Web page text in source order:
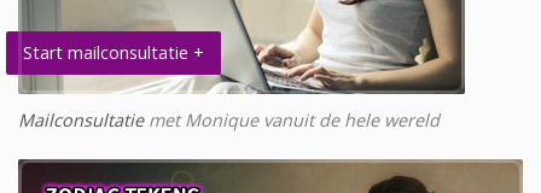
Start mailconsultatie +
Mailconsultatiemet Monique vanuit de hele wereld